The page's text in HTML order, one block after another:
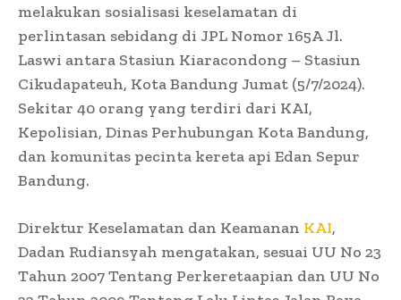
melakukan sosialisasi keselamatan di
perlintasan sebidang di JPL Nomor 165A Jl.
Laswi antara Stasiun Kiaracondong – Stasiun
Cikudapateuh, Kota Bandung Jumat (5/7/2024).
Sekitar 40 orang yang terdiri dari KAI,
Kepolisian, Dinas Perhubungan Kota Bandung,
dan komunitas pecinta kereta api Edan Sepur
Bandung.
Direktur Keselamatan dan Keamanan KAI,
Dadan Rudiansyah mengatakan, sesuai UU No 23
Tahun 2007 Tentang Perkeretaapian dan UU No